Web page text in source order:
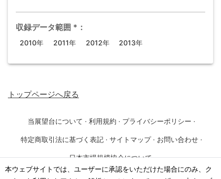
本ウェブサイトでは、ユーザーに承認をいただけた場合にのみ、ク
収録データ範囲 * ：
2010年 2011年 2012年 2013年
トップページへ戻る
当展望台について · 利用規約 · プライバシーポリシー ·
特定商取引法に基づく表記 · サイトマップ · お問い合わせ ·
日本市場規模協会について